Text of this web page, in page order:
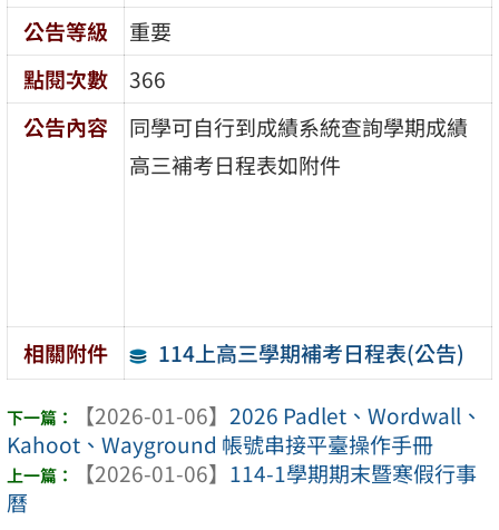
公告等級
重要
點閱次數
366
公告內容
同學可自行到成績系統查詢學期成績
高三補考日程表如附件
相關附件 114上高三學期補考日程表(公告)
【2026-01-06】 2026 Padlet、Wordwall、
Kahoot、Wayground 帳號串接平臺操作手冊
【2026-01-06】 114-1學期期末暨寒假行事
曆